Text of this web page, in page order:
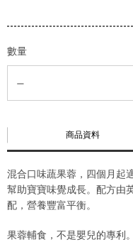
數量
商品資料
混合口味蔬果蓉，四個月起
幫助寶寶味覺成長。配方由
配，營養豐富平衡。
果蓉輔食，不是嬰兒的專利